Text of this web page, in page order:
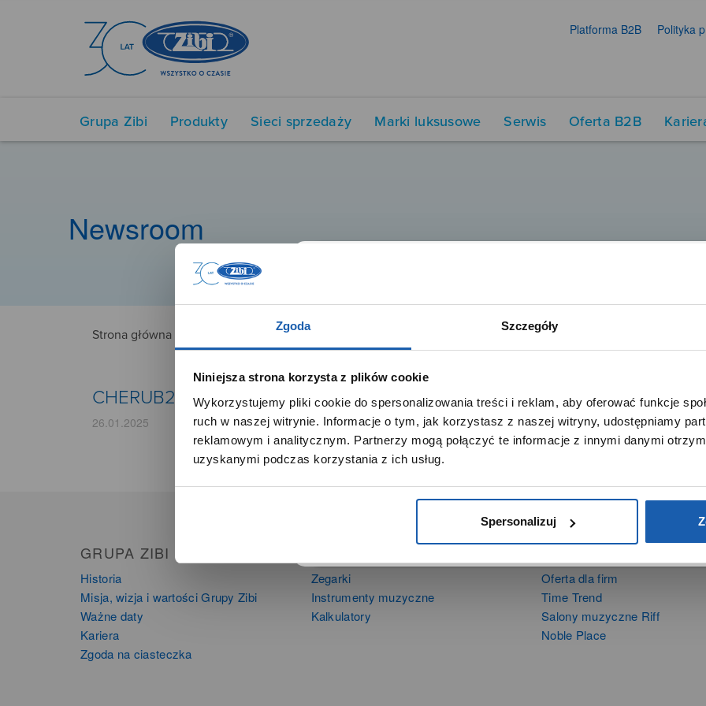
Zgoda Szczegóły
Niniejsza strona korzysta z plików cookie
Wykorzystujemy pliki cookie do spersonalizowania treści i reklam, aby oferować funkcje
ruch w naszej witrynie. Informacje o tym, jak korzystasz z naszej witryny, udostępniamy
reklamowym i analitycznym. Partnerzy mogą połączyć te informacje z innymi danymi
uzyskanymi podczas korzystania z ich usług.
Spersonalizuj
Platforma B2B Polityka
Grupa Zibi Produkty Sieci sprzedaży Marki luksusowe Serwis Oferta B2B
Newsroom
Strona główna
CHERUB22
26.01.2025
GRUPA ZIBI
Historia
Misja, wizja i wartości Grupy Zibi
Ważne daty
Kariera
Zgoda na ciasteczka
Zegarki
Instrumenty muzyczne
Kalkulatory
Oferta dla firm
Time Trend
Salony muzyczne Riff
Noble Place
SZANOWNA UŻYTKOWNICZKO
Używamy plików cookie w celach analitycznych, statystycznych
marketingowych, w tym aby analizować ruch w tej witrynie,
optymalizować jej działanie oraz zapamiętywać Twoje preferencje.
DOWIEDZ SIĘ WIĘCEJ PRZEJDŹ DO SERWISU